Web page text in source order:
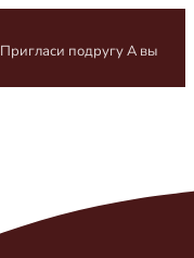
Пригласи подругуА вы